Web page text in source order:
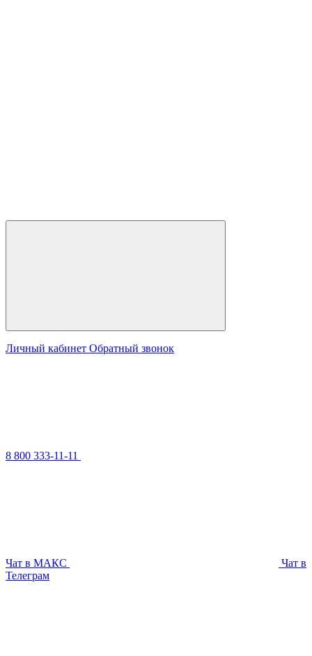
Личный кабинет Обратный звонок
8 800 333-11-11
Чат в МАКС
Чат в
Телеграм